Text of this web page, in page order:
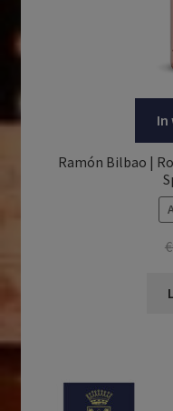
In
Ramón Bilbao |
€